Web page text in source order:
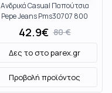
Ανδρικά Casual Παπούτσια
Pepe Jeans Pms30707 800
White
42.9€ 80€
Δες το στοparex.gr
Προβολή προϊόντος